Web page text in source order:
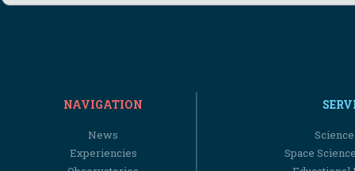
NAVIGATION
News
Experiencies
Space